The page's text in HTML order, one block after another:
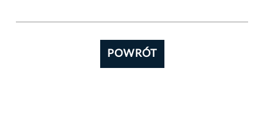
POWRÓT